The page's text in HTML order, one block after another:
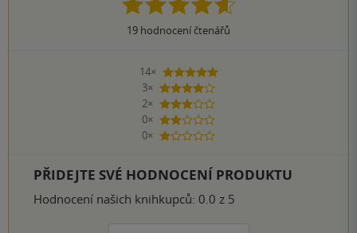
19 hodnocení čtenářů
14×
5 hvězdiček
3×
4 hvězdičky
2×
3 hvězdičky
0×
2 hvězdičky
0×
1 hvezdička
PŘIDEJTE SVÉ HODNOCENÍ PRODUKTU
Hodnocení našich knihkupců: 0.0 z 5